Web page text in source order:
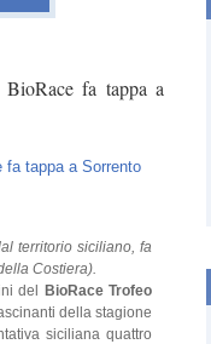
fa tappa a
territorio siciliano, fa
Costiera).
del
BioRace Trofeo
della stagione
siciliana quattro